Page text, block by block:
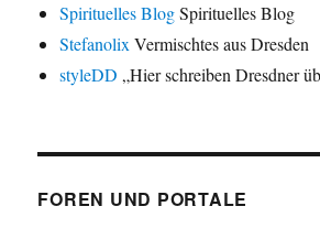
Spirituelles BlogSpirituelles Blog
StefanolixVermischtes aus Dresden
styleDD „Hier schreiben Dresdner
FOREN UND PORTALE